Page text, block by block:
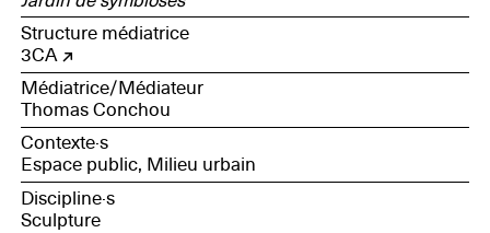
Structure médiatrice
3CA
Médiatrice/Médiateur
Thomas Conchou
Contexte·s
Espace public, Milieu urbain
Discipline·s
Sculpture